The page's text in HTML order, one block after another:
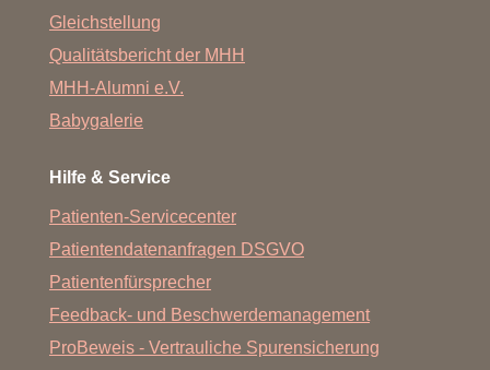
Gleichstellung
Qualitätsbericht der MHH
MHH-Alumni e.V.
Babygalerie
Hilfe & Service
Patienten-Servicecenter
Patientendatenanfragen DSGVO
Patientenfürsprecher
Feedback- und Beschwerdemanagement
ProBeweis - Vertrauliche Spurensicherung